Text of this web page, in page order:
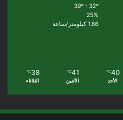
39º - 32º
25%
1.66 كيلومتر/ساعة
40
℃
الأحد
41
℃
الأثنين
38
℃
الثلاثاء